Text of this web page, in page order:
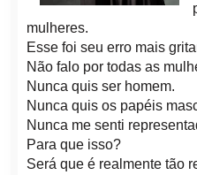
mulheres.
Esse foi seu erro mais
Não falo por todas as
Nunca quis ser homem.
Nunca quis os papéis
Nunca me senti
Para que isso?
Será que é realmente tão